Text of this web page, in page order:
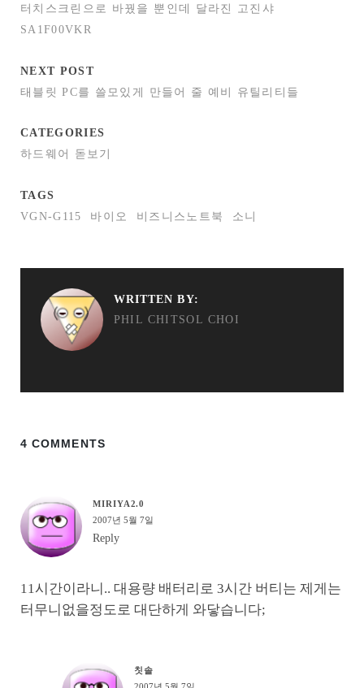
터치스크린으로 바꿨을 뿐인데 달라진 고진샤
SA1F00VKR
NEXT POST
태블릿 PC를 쓸모있게 만들어 줄 예비 유틸리티들
CATEGORIES
하드웨어 돋보기
TAGS
VGN-G115
바이오 비즈니스노트북 소니
WRITTEN BY:
PHIL CHITSOL CHOI
4 COMMENTS
MIRIYA2.0
2007년 5월 7일
Reply
11시간이라니.. 대용량 배터리로 3시간 버티는 제게는
터무니없을정도로 대단하게 와닿습니다;
칫솔
2007년 5월 7일